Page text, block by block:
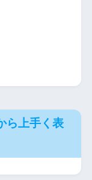
ら上手く表